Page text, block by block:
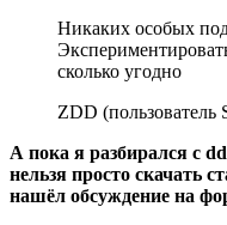
Никаких особых
сколько угодно
ZDD (пользователь
А пока я разбирался с
нельзя просто скачать
нашёл обсуждение на